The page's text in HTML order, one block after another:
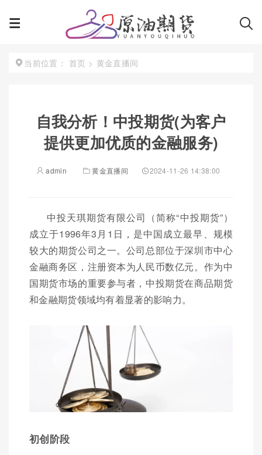
当前位置： 首页 > 黄金直播间
自我分析！中投期货(为客户
提供更加优质的金融服务)
admin 黄金直播间 2024-11-26 14:38:00
中投天琪期货有限公司（简称“中投期货”）
成立于1996年3月1日，是中国成立最早、规模
较大的期货公司之一。公司总部位于深圳市中心
金融商务区，注册资本为人民币数亿元。作为中
国期货市场的重要参与者，中投期货在商品期货
和金融期货领域均有着显著的影响力。
初创阶段